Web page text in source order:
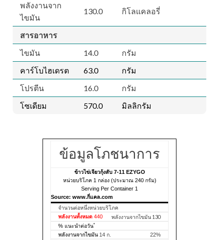
พลังงานจาก
ไขมัน
130.0 กิโลแคลอรี่
สารอาหาร
ไขมัน
14.0
กรัม
คาร์โบไฮเดรต
63.0
กรัม
โปรตีน
16.0
กรัม
โซเดียม
570.0 มิลลิกรัม
ข้อมูลโภชนาการ
ข้าวไข่เจียวกุ้งสับ 7-11 EZYGO
หน่วยบริโภค 1 กล่อง (ประมาณ 240 กรัม)
Serving Per Container 1
Source: www.กี่แคล.com
จำนวนต่อหนึ่งหน่วยบริโภค
พลังงานทั้งหมด 440 พลังงานจากไขมัน 130
% แนะนำต่อวัน*
พลังงานจากไขมัน14 ก.
22%